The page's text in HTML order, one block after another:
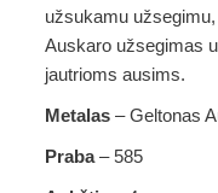
užsukamu
Auskaro užsegimas
jautrioms ausims.
Metalas – Geltonas
Praba– 585